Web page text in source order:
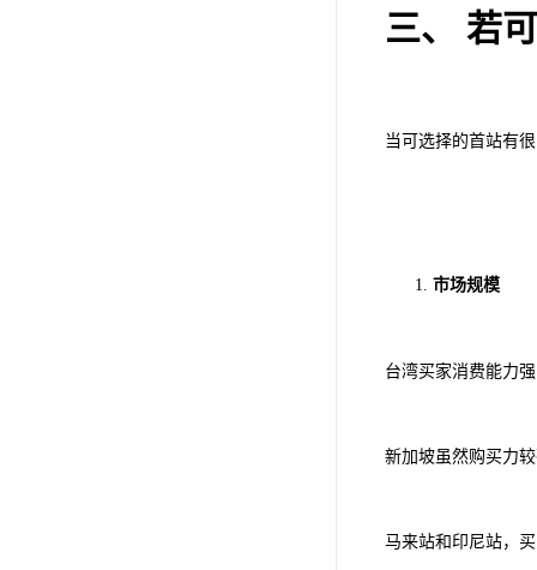
三、 若
当可选择的首站有
市场规模
台湾买家消费能力
新加坡虽然购买力
马来站和印尼站，